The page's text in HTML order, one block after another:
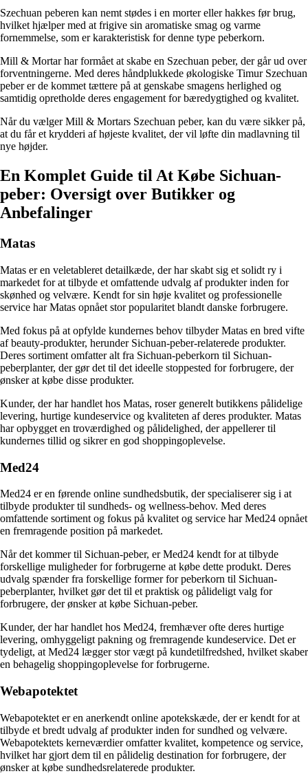
Szechuan peberen kan nemt stødes i en morter eller hakkes før brug,
hvilket hjælper med at frigive sin aromatiske smag og varme
fornemmelse, som er karakteristisk for denne type peberkorn.
Mill & Mortar har formået at skabe en Szechuan peber, der går ud over
forventningerne. Med deres håndplukkede økologiske Timur Szechuan
peber er de kommet tættere på at genskabe smagens herlighed og
samtidig opretholde deres engagement for bæredygtighed og kvalitet.
Når du vælger Mill & Mortars Szechuan peber, kan du være sikker på,
at du får et krydderi af højeste kvalitet, der vil løfte din madlavning til
nye højder.
En Komplet Guide til At Købe Sichuan-
peber: Oversigt over Butikker og
Anbefalinger
Matas
Matas er en veletableret detailkæde, der har skabt sig et solidt ry i
markedet for at tilbyde et omfattende udvalg af produkter inden for
skønhed og velvære. Kendt for sin høje kvalitet og professionelle
service har Matas opnået stor popularitet blandt danske forbrugere.
Med fokus på at opfylde kundernes behov tilbyder Matas en bred vifte
af beauty-produkter, herunder Sichuan-peber-relaterede produkter.
Deres sortiment omfatter alt fra Sichuan-peberkorn til Sichuan-
peberplanter, der gør det til det ideelle stoppested for forbrugere, der
ønsker at købe disse produkter.
Kunder, der har handlet hos Matas, roser generelt butikkens pålidelige
levering, hurtige kundeservice og kvaliteten af deres produkter. Matas
har opbygget en troværdighed og pålidelighed, der appellerer til
kundernes tillid og sikrer en god shoppingoplevelse.
Med24
Med24 er en førende online sundhedsbutik, der specialiserer sig i at
tilbyde produkter til sundheds- og wellness-behov. Med deres
omfattende sortiment og fokus på kvalitet og service har Med24 opnået
en fremragende position på markedet.
Når det kommer til Sichuan-peber, er Med24 kendt for at tilbyde
forskellige muligheder for forbrugerne at købe dette produkt. Deres
udvalg spænder fra forskellige former for peberkorn til Sichuan-
peberplanter, hvilket gør det til et praktisk og pålideligt valg for
forbrugere, der ønsker at købe Sichuan-peber.
Kunder, der har handlet hos Med24, fremhæver ofte deres hurtige
levering, omhyggeligt pakning og fremragende kundeservice. Det er
tydeligt, at Med24 lægger stor vægt på kundetilfredshed, hvilket skaber
en behagelig shoppingoplevelse for forbrugerne.
Webapotektet
Webapotektet er en anerkendt online apotekskæde, der er kendt for at
tilbyde et bredt udvalg af produkter inden for sundhed og velvære.
Webapotektets kerneværdier omfatter kvalitet, kompetence og service,
hvilket har gjort dem til en pålidelig destination for forbrugere, der
ønsker at købe sundhedsrelaterede produkter.